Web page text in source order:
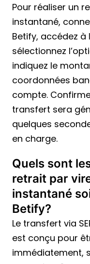
Pour réaliser un
instantané,
Betify, accédez
sélectionnez
indiquez le
coordonnées
compte.
transfert sera
quelques
en charge.
Quels sont
retrait par
instantané
Betify?
Le transfert via
est conçu pour
immédiatement,